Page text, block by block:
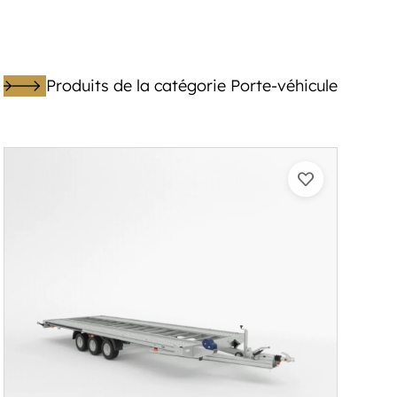
Produits de la catégorie Porte-véhicule